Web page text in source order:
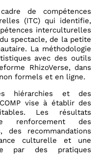
de compétences
(ITC) qui identifie,
interculturelles
spectacle, de la petite
La méthodologie
avec des outils
RhizoVerse, dans
formels et en ligne.
hiérarchies et des
vise à établir des
Les résultats
renforcement des
des recommandations
culturelle et une
par des pratiques